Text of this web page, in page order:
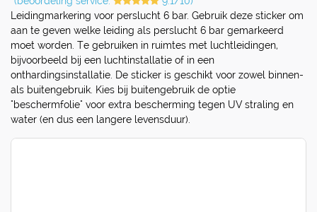
Leidingmarkering voor perslucht 6 bar. Gebruik deze sticker om
aan te geven welke leiding als perslucht 6 bar gemarkeerd
moet worden. Te gebruiken in ruimtes met luchtleidingen,
bijvoorbeeld bij een luchtinstallatie of in een
onthardingsinstallatie. De sticker is geschikt voor zowel binnen-
als buitengebruik. Kies bij buitengebruik de optie
"beschermfolie" voor extra bescherming tegen UV straling en
water (en dus een langere levensduur).